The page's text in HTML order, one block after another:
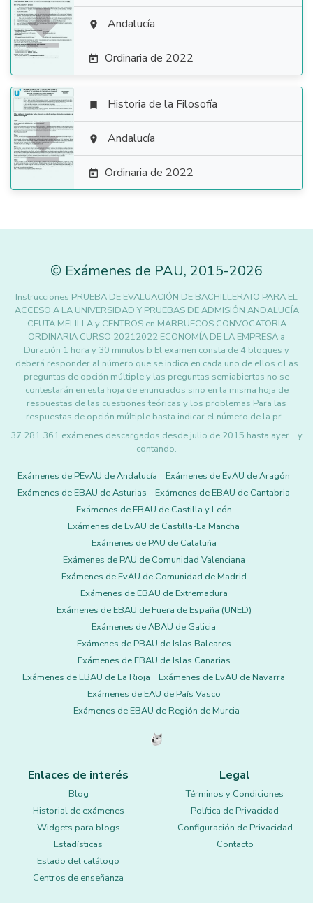
  Andalucía
 Ordinaria de 2022

 Historia de la Filosofía
 Andalucía
 Ordinaria de 2022
© Exámenes de PAU, 2015-2026
Instrucciones PRUEBA DE EVALUACIÓN DE BACHILLERATO PARA EL
ACCESO A LA UNIVERSIDAD Y PRUEBAS DE ADMISIÓN ANDALUCÍA
CEUTA MELILLA y CENTROS en MARRUECOS CONVOCATORIA
ORDINARIA CURSO 20212022 ECONOMÍA DE LA EMPRESA a
Duración 1 hora y 30 minutos b El examen consta de 4 bloques y
deberá responder al número que se indica en cada uno de ellos c Las
preguntas de opción múltiple y las preguntas semiabiertas no se
contestarán en esta hoja de enunciados sino en la misma hoja de
respuestas de las cuestiones teóricas y los problemas Para las
respuestas de opción múltiple basta indicar el número de la pr…
37.281.361 exámenes descargados desde julio de 2015 hasta ayer... y
contando.
Exámenes de PEvAU de Andalucía
Exámenes de EvAU de Aragón
Exámenes de EBAU de Asturias
Exámenes de EBAU de Cantabria
Exámenes de EBAU de Castilla y León
Exámenes de EvAU de Castilla-La Mancha
Exámenes de PAU de Cataluña
Exámenes de PAU de Comunidad Valenciana
Exámenes de EvAU de Comunidad de Madrid
Exámenes de EBAU de Extremadura
Exámenes de EBAU de Fuera de España (UNED)
Exámenes de ABAU de Galicia
Exámenes de PBAU de Islas Baleares
Exámenes de EBAU de Islas Canarias
Exámenes de EBAU de La Rioja
Exámenes de EvAU de Navarra
Exámenes de EAU de País Vasco
Exámenes de EBAU de Región de Murcia
Enlaces de interés
Blog
Historial de exámenes
Widgets para blogs
Estadísticas
Estado del catálogo
Centros de enseñanza
Legal
Términos y Condiciones
Política de Privacidad
Configuración de Privacidad
Contacto